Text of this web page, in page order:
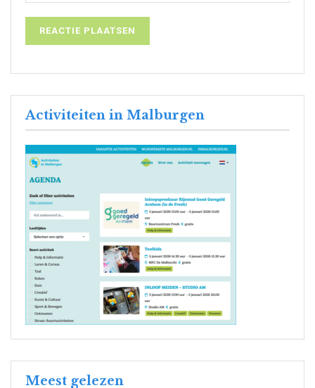
Activiteiten in Malburgen
Meest gelezen